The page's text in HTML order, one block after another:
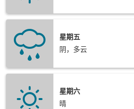
星期五
阴，多云
星期六
晴